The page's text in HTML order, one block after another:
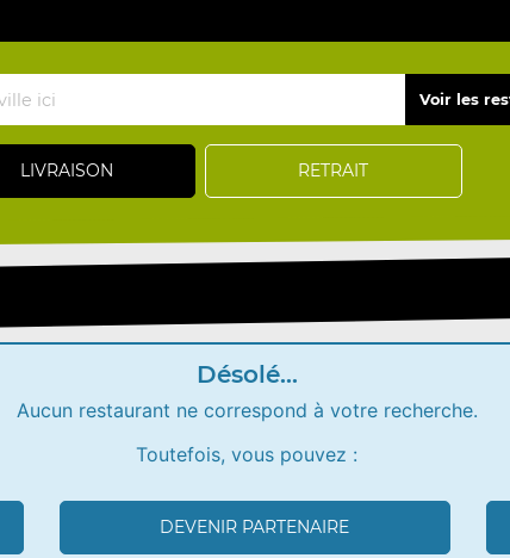
LIVRAISON RETRAIT
Désolé...
Aucun restaurant ne correspond à votre recherche.
Toutefois, vous pouvez :
DEVENIR PARTENAIRE